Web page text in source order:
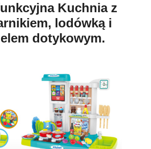
Kuchnia z
lodówką i
dotykowym.